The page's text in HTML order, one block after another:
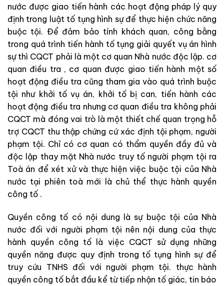
nước được giao tiến hành các hoạt động pháp lý quy
định trong luật tố tụng hình sự để thực hiện chức năng
buộc tội. Để đảm bảo tính khách quan, công bằng
trong quá trình tiến hành tố tụng giải quyết vụ án hình
sự thì CQCT phải là một cơ quan Nhà nước độc lập. cơ
quan điều tra , cơ quan được giao tiến hành một số
hoạt động điều tra cũng tham giavào quá trình buộc
tội như khởi tố vụ án, khởi tố bị can, tiến hành các
hoạt động điều tra nhưng cơ quan điều tra không phải
CQCT mà đóngvai trò là một thiết chế quan trọng hỗ
trợ CQCT thu thập chứng cứ xác định tội phạm, người
phạm tội. Chỉ có cơ quan có thẩm quyền đầy đủvà
độc lập thay mặt Nhà nước truy tố người phạm tội ra
Toà án đểxét xửvà thực hiệnviệc buộc tội của Nhà
nước tại phiên toà mới là chủ thể thực hành quyền
công tố .
Quyền công tố có nội dung là sự buộc tội của Nhà
nước đốivới người phạm tội nên nội dung của thực
hành quyền công tố là việc CQCT sử dụng những
quyền năng được quy định trong tố tụng hình sự để
truy cứu TNHS đối với người phạm tội. thực hành
quyền công tố bắt đầu kể từ tiếp nhận tố giác, tin báo